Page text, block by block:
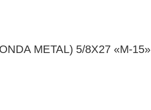
METAL) 5/8X27 «M-15»